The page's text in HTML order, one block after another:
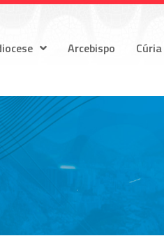
Arcebispo Cúria